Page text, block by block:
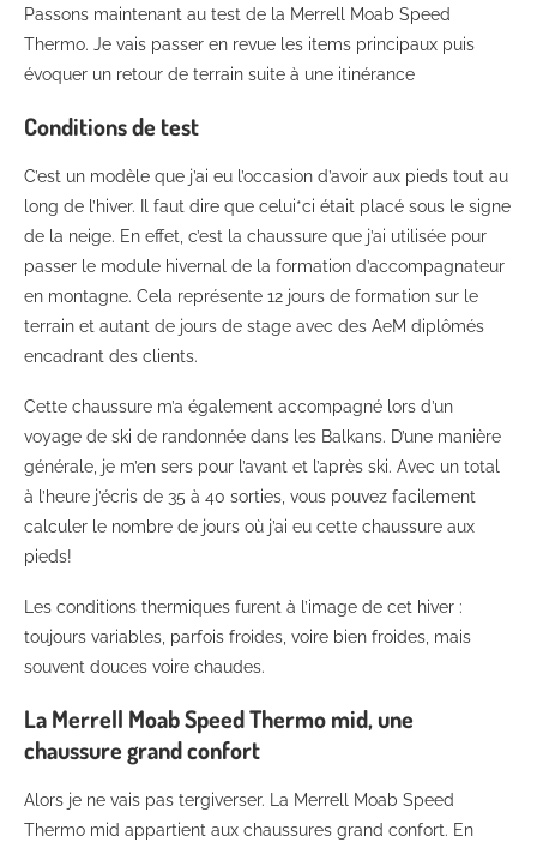
Passons maintenant au test de la Merrell Moab Speed
Thermo. Je vais passer en revue les items principaux puis
évoquer un retour de terrain suite à une itinérance
Conditions de test
C’est un modèle que j’ai eu l’occasion d’avoir aux pieds tout au
long de l’hiver. Il faut dire que celui*ci était placé sous le signe
de la neige. En effet, c’est la chaussure que j’ai utilisée pour
passer le module hivernal de la formation d’accompagnateur
en montagne. Cela représente 12 jours de formation sur le
terrain et autant de jours de stage avec des AeM diplômés
encadrant des clients.
Cette chaussure m’a également accompagné lors d’un
voyage de ski de randonnée dans les Balkans. D’une manière
générale, je m’en sers pour l’avant et l’après ski. Avec un total
à l’heure j’écris de 35 à 40 sorties, vous pouvez facilement
calculer le nombre de jours où j’ai eu cette chaussure aux
pieds!
Les conditions thermiques furent à l’image de cet hiver :
toujours variables, parfois froides, voire bien froides, mais
souvent douces voire chaudes.
La Merrell Moab Speed Thermo mid, une
chaussure grand confort
Alors je ne vais pas tergiverser. La Merrell Moab Speed
Thermo mid appartient aux chaussures grand confort. En